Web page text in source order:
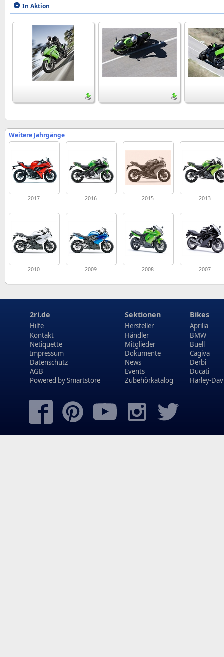
In Aktion
Weitere Jahrgänge
2017 2016 2015 2013
2010 2009 2008 2007
2ri.de
Hilfe
Kontakt
Netiquette
Impressum
Datenschutz
AGB
Powered bySmartstore
Sektionen
Hersteller
Händler
Mitglieder
Dokumente
News
Events
Zubehörkatalog
Bikes
Aprilia
BMW
Buell
Cagiva
Derbi
Ducati
Harley-